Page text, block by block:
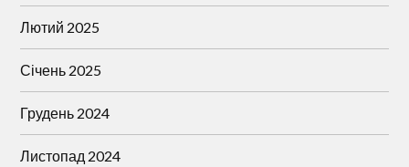
Лютий 2025
Січень 2025
Грудень 2024
Листопад 2024